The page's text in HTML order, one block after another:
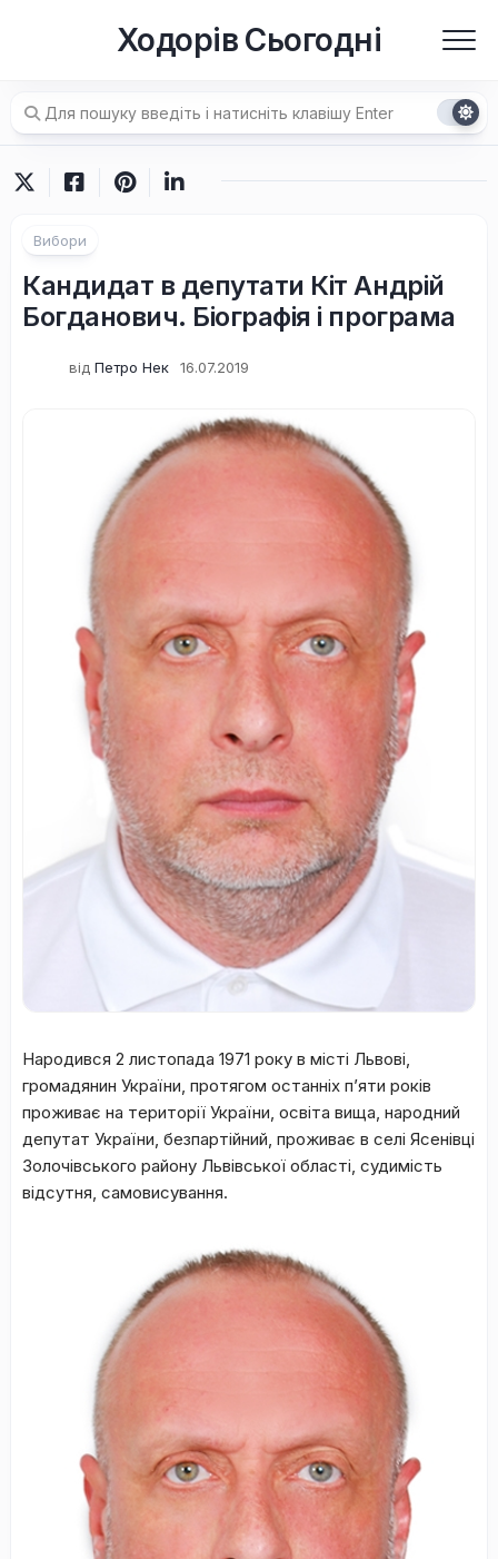
Ходорів Сьогодні
Вибори
Кандидат в депутати Кіт Андрій
Богданович. Біографія і програма
від Петро Нек 16.07.2019
Народився 2 листопада 1971 року в місті Львові,
громадянин України, протягом останніх п’яти років
проживає на території України, освіта вища, народний
депутат України, безпартійний, проживає в селі Ясенівці
Золочівського району Львівської області, судимість
відсутня, самовисування.